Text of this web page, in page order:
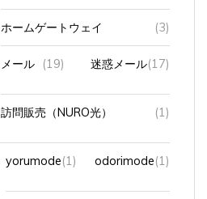
ホームゲートウェイ (3)
メール (19) 迷惑メール(17)
訪問販売（NURO光） (1)
yorumode(1) odorimode(1)
ドライブ (2)